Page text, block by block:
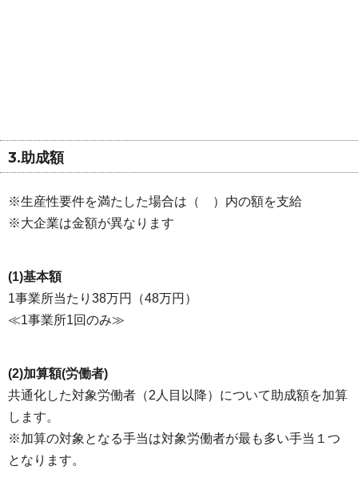
3.助成額
※生産性要件を満たした場合は（ ）内の額を支給
※大企業は金額が異なります
(1)基本額
1事業所当たり38万円（48万円）
≪1事業所1回のみ≫
(2)加算額(労働者)
共通化した対象労働者（2人目以降）について助成額を加算
します。
※加算の対象となる手当は対象労働者が最も多い手当１つ
となります。